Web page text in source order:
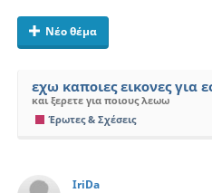
Νέο θέμα
εχω καποιες εικονες για
και ξερετε για ποιους λεωω
Έρωτες & Σχέσεις
IriDa